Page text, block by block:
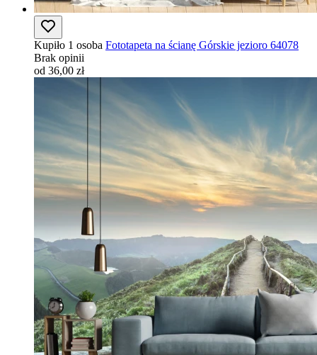
Kupiło 1 osoba Fototapeta na ścianę Górskie jezioro 64078
Brak opinii
od 36,00 zł